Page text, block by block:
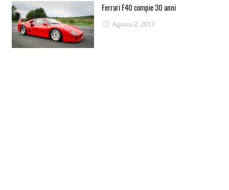
Ferrari F40 compie 30 anni
Agosto 2, 2017